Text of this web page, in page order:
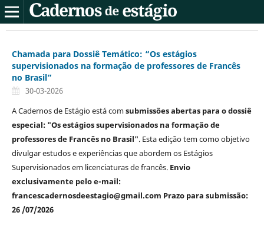
Chamada para Dossiê Temático: “Os estágios
supervisionados na formação de professores de Francês
no Brasil”
30-03-2026
A Cadernos de Estágio está comsubmissões abertas para o dossiê
especial: "Os estágios supervisionados na formação de
professores de Francês no Brasil". Esta edição tem como objetivo
divulgar estudos e experiências que abordem os Estágios
Supervisionados em licenciaturas de francês. Envio
exclusivamente pelo e-mail:
francescadernosdeestagio@gmail.com Prazo para submissão:
26 /07/2026